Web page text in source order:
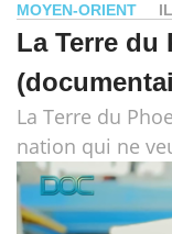
MOYEN-ORIENT
La Terre du
La Terre du
nation qui ne